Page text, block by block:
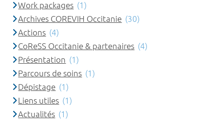
Work packages (1)
Archives COREVIH Occitanie (30)
Actions (4)
CoReSS Occitanie & partenaires (4)
Présentation (1)
Parcours de soins (1)
Dépistage (1)
Liens utiles (1)
Actualités (1)